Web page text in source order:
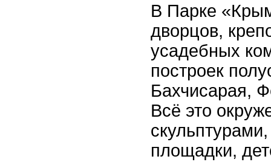
В Парке
дворцов,
усадебных
построек
Бахчисарая,
Всё это
площадки,